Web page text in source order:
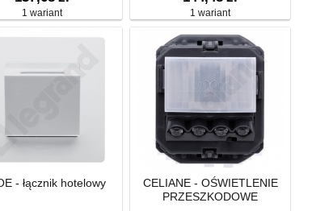
1 wariant 1 wariant
- łącznik hotelowy
CELIANE - OŚWIETLENIE
PRZESZKODOWE